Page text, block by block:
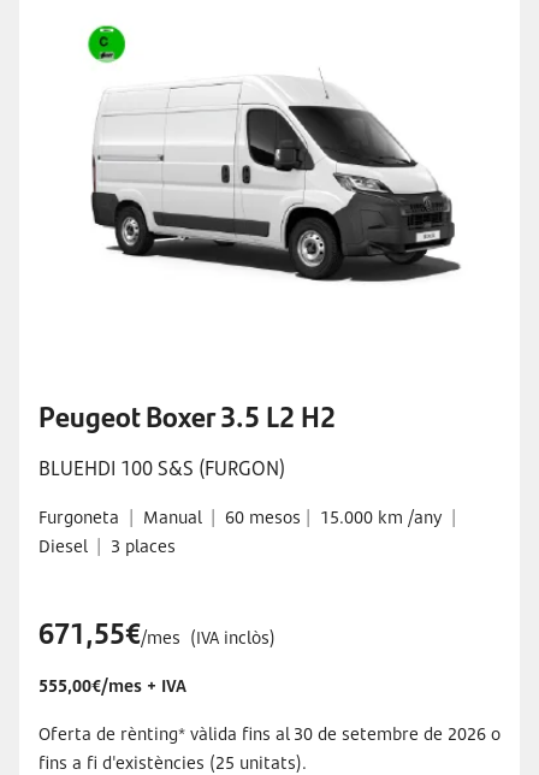
Peugeot Boxer 3.5 L2 H2
BLUEHDI 100 S&S (FURGON)
Furgoneta | Manual | 60 mesos | 15.000 km /any |
Diesel | 3 places
671,55€/mes (IVA inclòs)
555,00€/mes + IVA
Oferta de rènting* vàlida fins al 30 de setembre de 2026 o
fins a fi d'existències (25 unitats).